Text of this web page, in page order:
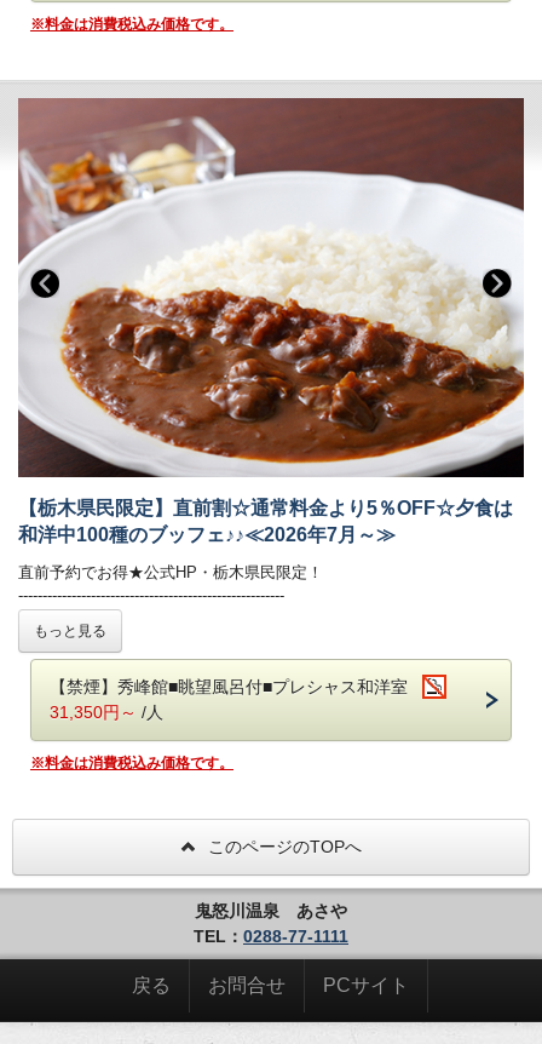
オーダー式のパスタなどがご好評いただいております。
新鮮野菜が並ぶサラダコーナーやショーケースの中で輝く前菜、
朝食ブッフェは和洋60種。ごはん・パンどちらもご用意しております。
焼き立てのフレンチトースト、お好みの具材を選べるトッピングオムレ
オリジナルの「あさや特製和牛カレー」も。
【お食事時間について】
ご夕食時間は、当日チェックイン時にご案内いたします。
早いお時間帯が満席となり次第、遅いお時間でのご案内となります。
予めご了承ください。（最終入場：20時 会場は21時CLOSE）
※お食事時間は90分目安でお願いしております。
ご朝食時間は、7時から9時の間でご利用いただけます。
［お子様連れのご家族も安心ポイント］
(1)館内にはキッズルームも
楽しい遊具がいっぱい！ガラス張りなのでご家族も安心。
(2)お子様用備品も充実
ブッフェレストランではお子様用食器やイスもご用意しております！
■温泉
自家源泉「子宝の湯」は、体の芯から温まる効能があり、
ご好評をいただいております。
鬼怒川温泉で最も高い場所に位置する空中庭園露天風呂からは時刻にて
・大浴場は秀峰館 八番館それぞれにございます。
・振れば願いが叶う打ち出の小槌をテーマにした4種の貸切風呂がござ
います。（有料）
■客室
詳しくはお部屋詳細をご確認ください。
鬼怒川温泉【あさや】の自慢 旬の味をお気軽にお楽しみいただける
レストランの営業時間は18：00～21:00（予定）です。
お食事時間は当日チェックインの際にご案内いたします。
ご夕食会場はレストランです。
気軽なイス・テーブル席の堅苦しくないリラックスした雰囲気の中、旬
の創作料理をお楽しみいただけます。
※Wisteriaでのお食事は1組につき4名様までとなります。
※仕入状況により、お料理の内容が変更になる場合がございます。
※画像はイメージです。お料理内容は季節ごとに異なります。
朝食ブッフェでは和洋60種！ごはん・パン、どちらもご用意しておりま
お好みの具を選べるトッピングオムレツも人気☆
■温泉
自家源泉「子宝の湯」は、体の芯から温まる効能があり、
ご好評をいただいております。
鬼怒川温泉で最も高い場所に位置する13階空中庭園露天風呂｢昇龍の湯｣
からは時刻にて刻々と表情を変える景色をごゆっくりとお楽しみくださ
い！
・大浴場は秀峰館 八番館それぞれにございます。
・振れば願いが叶う打ち出の小槌をテーマにした4種の貸切風呂がござ
います。（有料）
■客室
詳しくはお部屋詳細をご確認ください。
※料金は消費税込み価格です。
【栃木県民限定】直前割☆通常料金より5％OFF☆夕食は
和洋中100種のブッフェ♪♪≪2026年7月～≫
直前予約でお得★公式HP・栃木県民限定！
-------------------------------------------------------
直前予約はこちらのプランがおすすめです。
※チェックイン時、代表者の方の身分証明書をご提示いただきます。
ご提示いただけない場合は通常価格でのご案内となりますので
必ず身分証明書をご持参の上でお越しください。
■お食事
ます。
オープンキッチンでは揚げたての天ぷらや焼きたてのステーキ、
オーダー式のパスタなどがご好評いただいております。
新鮮野菜が並ぶサラダコーナーやショーケースの中で輝く前菜、
目にも美しいデザートコーナーは女性のお客様に大好評です。
朝食ブッフェは和洋60種。ごはん・パンどちらもご用意しております。
焼き立てのフレンチトースト、お好みの具材を選べるトッピングオムレ
オリジナルの「あさや特製和牛カレー」も。
もっと見る
【禁煙】秀峰館■眺望風呂付■プレシャス和洋室
31,350円～ /人
※料金は消費税込み価格です。
このページのTOPへ
鬼怒川温泉 あさや
TEL： 0288-77-1111
戻る お問合せ PCサイト